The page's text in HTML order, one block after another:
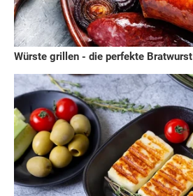
Würste grillen - die perfekte Bratwurst